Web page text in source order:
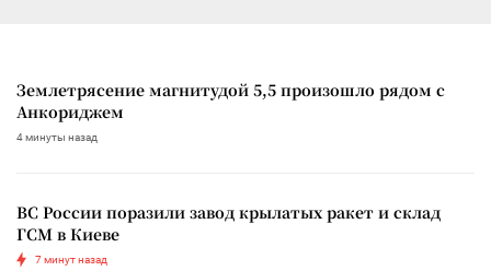
Землетрясение магнитудой 5,5 произошло рядом с
Анкориджем
4 минуты назад
ВС России поразили завод крылатых ракет и склад
ГСМ в Киеве
7 минут назад